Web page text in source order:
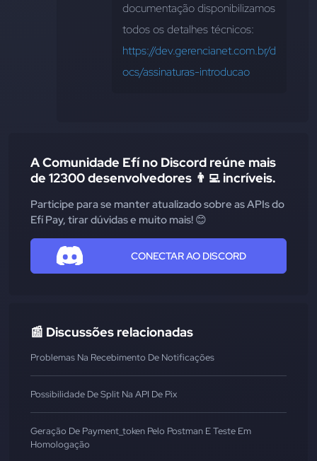
documentação disponibilizamos
https://dev.gerencianet.com.br/d
ocs/assinaturas-introducao
A Comunidade Efí no Discord reúne mais
de 12300 desenvolvedores 👨‍💻 incríveis.
Participe para se manter atualizado sobre as APIs do
Efí Pay, tirar dúvidas e muito mais! 😊
CONECTAR AO DISCORD
📰 Discussões relacionadas
Problemas Na Recebimento De Notificações
Possibilidade De Split Na API De Pix
Geração De Payment_token Pelo Postman E Teste Em
Homologação